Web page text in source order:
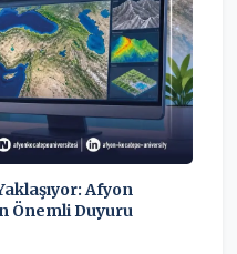
Afyon
Önemli Duyuru